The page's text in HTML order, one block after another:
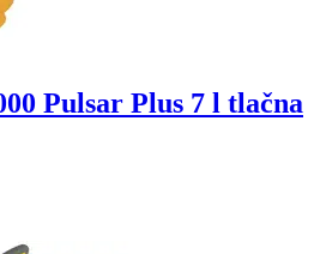
Pulsar Plus 7 l tlačna